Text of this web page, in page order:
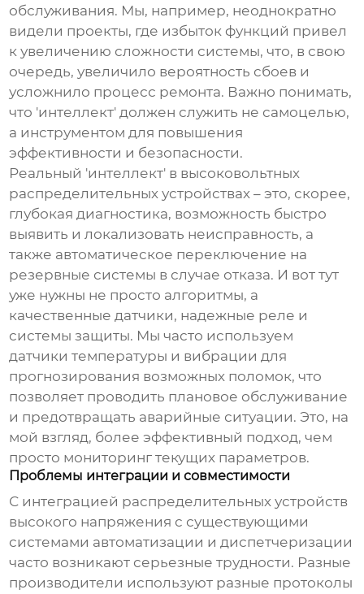
обслуживания. Мы, например, неоднократно
видели проекты, где избыток функций привел
к увеличению сложности системы, что, в свою
очередь, увеличило вероятность сбоев и
усложнило процесс ремонта. Важно понимать,
что 'интеллект' должен служить не самоцелью,
а инструментом для повышения
эффективности и безопасности.
Реальный 'интеллект' в высоковольтных
распределительных устройствах – это, скорее,
глубокая диагностика, возможность быстро
выявить и локализовать неисправность, а
также автоматическое переключение на
резервные системы в случае отказа. И вот тут
уже нужны не просто алгоритмы, а
качественные датчики, надежные реле и
системы защиты. Мы часто используем
датчики температуры и вибрации для
прогнозирования возможных поломок, что
позволяет проводить плановое обслуживание
и предотвращать аварийные ситуации. Это, на
мой взгляд, более эффективный подход, чем
просто мониторинг текущих параметров.
Проблемы интеграции и совместимости
С интеграцией распределительных устройств
высокого напряжения с существующими
системами автоматизации и диспетчеризации
часто возникают серьезные трудности. Разные
производители используют разные протоколы